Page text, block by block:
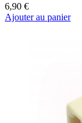
6,90 €
Ajouter au panier